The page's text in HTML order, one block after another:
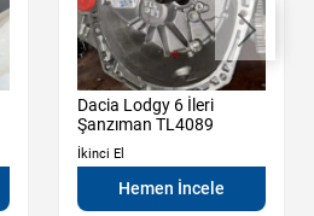
Dacia Lodgy 6 İleri
Şanzıman TL4089
İkinci El
Hemen İncele